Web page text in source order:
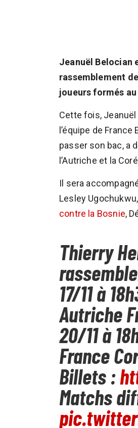
Jeanuël Belocian
rassemblement
joueurs formés
Cette fois,
l’équipe de
passer son bac, a
l’Autriche et la
Il sera
Lesley
contre la Bosnie,
Thierry
17/11 à
Autriche
20/11 à
France
Billets :
Matchs